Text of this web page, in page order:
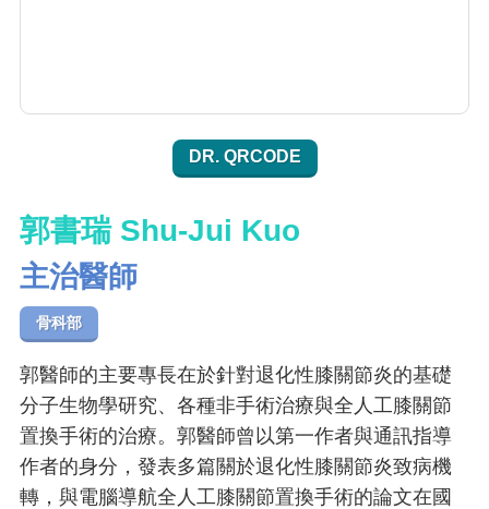
DR. QRCODE
郭書瑞 Shu-Jui Kuo
主治醫師
骨科部
郭醫師的主要專長在於針對退化性膝關節炎的基礎
分子生物學研究、各種非手術治療與全人工膝關節
置換手術的治療。郭醫師曾以第一作者與通訊指導
作者的身分，發表多篇關於退化性膝關節炎致病機
轉，與電腦導航全人工膝關節置換手術的論文在國